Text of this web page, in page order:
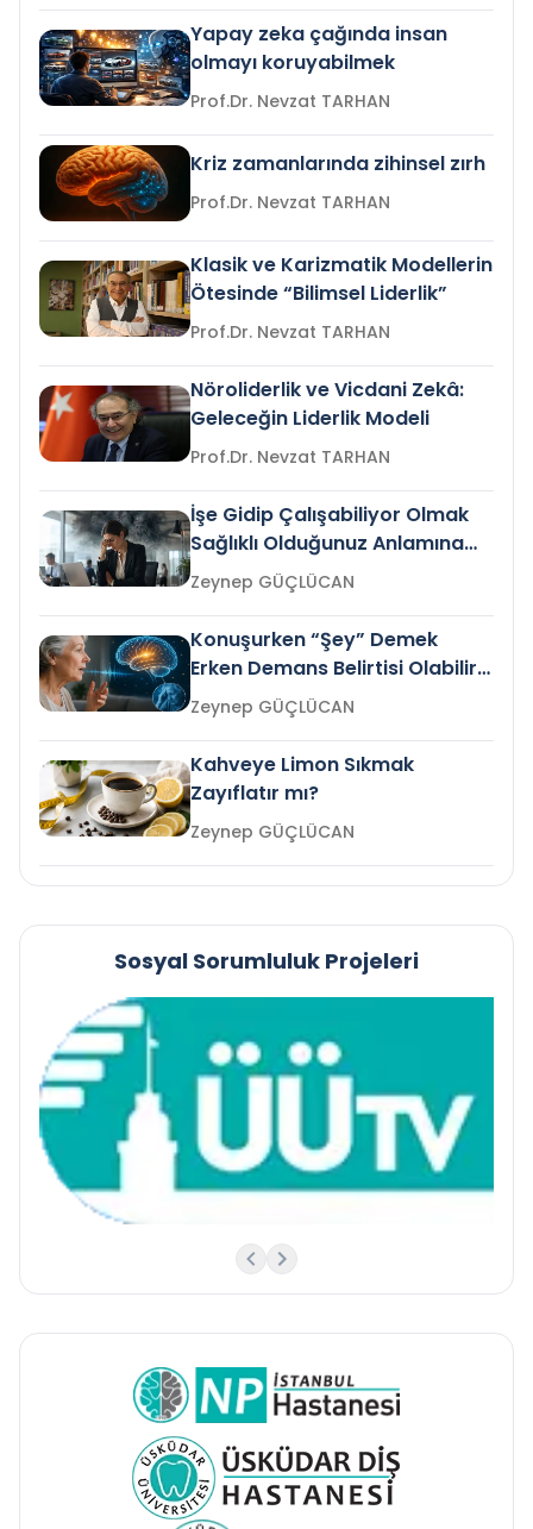
Yapay zeka çağında insan
olmayı koruyabilmek
Prof.Dr. Nevzat TARHAN
Kriz zamanlarında zihinsel zırh
Prof.Dr. Nevzat TARHAN
Klasik ve Karizmatik Modellerin
Ötesinde “Bilimsel Liderlik”
Prof.Dr. Nevzat TARHAN
Nöroliderlik ve Vicdani Zekâ:
Geleceğin Liderlik Modeli
Prof.Dr. Nevzat TARHAN
İşe Gidip Çalışabiliyor Olmak
Sağlıklı Olduğunuz Anlamına
Gelir mi?Zeynep GÜÇLÜCAN
Konuşurken “Şey” Demek
Erken Demans Belirtisi Olabilir
mi?
Zeynep GÜÇLÜCAN
Kahveye Limon Sıkmak
Zayıflatır mı?
Zeynep GÜÇLÜCAN
Sosyal Sorumluluk Projeleri